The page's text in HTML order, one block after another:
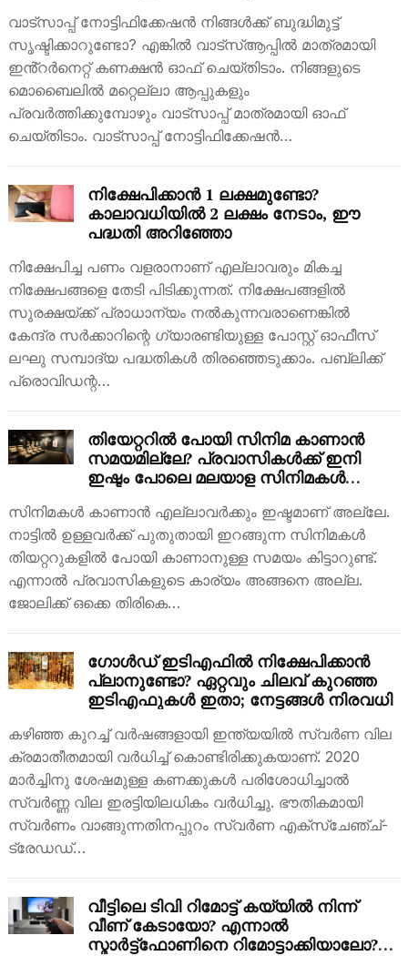
വാട്സാപ്പ് നോട്ടിഫിക്കേഷൻ നിങ്ങൾക്ക് ബുദ്ധിമുട്ട്
സൃഷ്ടിക്കാറുണ്ടോ? എങ്കിൽ വാട്സ്ആപ്പിൽ മാത്രമായി
ഇൻ്റർനെറ്റ് കണക്ഷൻ ഓഫ് ചെയ്തിടാം. നിങ്ങളുടെ
മൊബൈലിൽ മറ്റെല്ലാ ആപ്പുകളും
പ്രവർത്തിക്കുമ്പോഴും വാട്സാപ്പ് മാത്രമായി ഓഫ്
ചെയ്തിടാം. വാട്സാപ്പ് നോട്ടിഫിക്കേഷൻ…
നിക്ഷേപിക്കാൻ 1 ലക്ഷമുണ്ടോ?
കാലാവധിയിൽ 2 ലക്ഷം നേടാം, ഈ
പദ്ധതി അറിഞ്ഞോ
നിക്ഷേപിച്ച പണം വളരാനാണ് എല്ലാവരും മികച്ച
നിക്ഷേപങ്ങളെ തേടി പിടിക്കുന്നത്. നിക്ഷേപങ്ങളിൽ
സുരക്ഷയ്ക്ക് പ്രാധാന്യം നൽകുന്നവരാണെങ്കിൽ
കേന്ദ്ര സർക്കാറിന്റെ ​ഗ്യാരണ്ടിയുള്ള പോസ്റ്റ് ഓഫീസ്
ലഘു സമ്പാദ്യ പദ്ധതികൾ തിരഞ്ഞെടുക്കാം. പബ്ലിക്ക്
പ്രൊവിഡന്റ…
തിയേറ്ററിൽ പോയി സിനിമ കാണാൻ
സമയമില്ലേ? പ്രവാസികൾക്ക് ഇനി
ഇഷ്ടം പോലെ മലയാള സിനിമകൾ
സിനിമകൾ കാണാൻ എല്ലാവർക്കും ഇഷ്ടമാണ് അല്ലേ.
നാട്ടിൽ ഉള്ളവർക്ക് പുതുതായി ഇറങ്ങുന്ന സിനിമകൾ
തിയറ്ററുകളിൽ പോയി കാണാനുള്ള സമയം കിട്ടാറുണ്ട്.
എന്നാൽ പ്രവാസികളുടെ കാര്യം അങ്ങനെ അല്ല.
ജോലിക്ക് ഒക്കെ തിരികെ…
ഗോൾഡ് ഇടിഎഫിൽ നിക്ഷേപിക്കാൻ
പ്ലാനുണ്ടോ? ഏറ്റവും ചിലവ് കുറഞ്ഞ
ഇടിഎഫുകൾ ഇതാ; നേട്ടങ്ങൾ നിരവധി
കഴിഞ്ഞ കുറച്ച് വർഷങ്ങളായി ഇന്ത്യയിൽ സ്വർണ വില
ക്രമാതീതമായി വർധിച്ച് കൊണ്ടിരിക്കുകയാണ്. 2020
മാർച്ചിനു ശേഷമുള്ള കണക്കുകൾ പരിശോധിച്ചാൽ
സ്വർണ്ണ വില ഇരട്ടിയിലധികം വർധിച്ചു. ഭൗതികമായി
സ്വർണം വാങ്ങുന്നതിനപ്പുറം സ്വർണ എക്‌സ്‌ചേഞ്ച്-
ട്രേഡഡ്…
വീട്ടിലെ ടിവി റിമോട്ട് കയ്യിൽ നിന്ന്
വീണ് കേടായോ? എന്നാൽ
സ്മാർട്ട്ഫോണിനെ റിമോട്ടാക്കിയാലോ?